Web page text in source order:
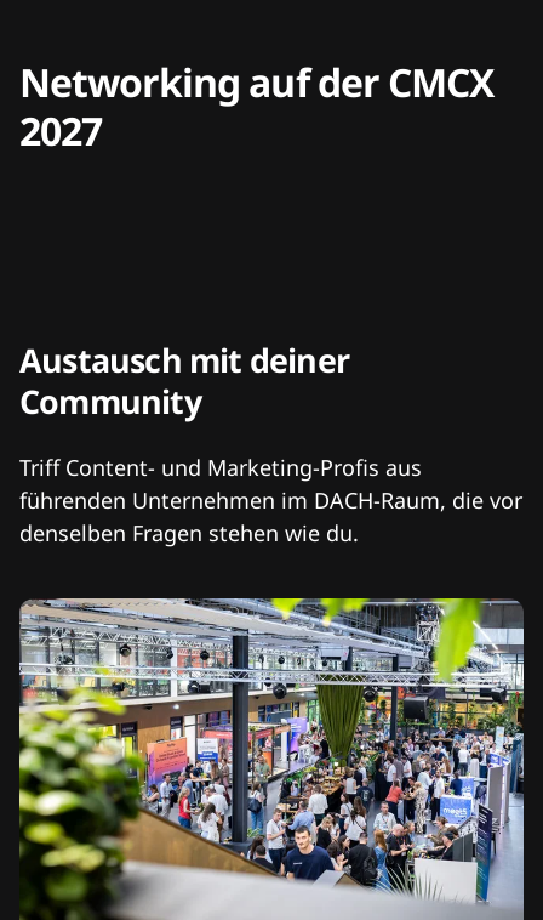
Networking auf der CMCX
2027
Austausch mit deiner
Community
Triff Content- und Marketing-Profis aus
führenden Unternehmen im DACH-Raum, die vor
denselben Fragen stehen wie du.